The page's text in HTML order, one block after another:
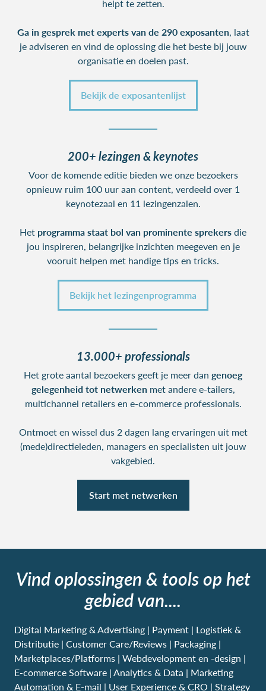
helpt te zetten.
Ga in gesprek met experts van de 290 exposanten, laat
je adviseren en vind de oplossing die het beste bij jouw
organisatie en doelen past.
Bekijk de exposantenlijst
200+ lezingen & keynotes
Voor de komende editie bieden we onze bezoekers
opnieuw ruim 100 uur aan content, verdeeld over 1
keynotezaal en 11 lezingenzalen.
Het programma staat bol van prominente sprekersdie
jou inspireren, belangrijke inzichten meegeven en je
vooruit helpen met handige tips en tricks.
Bekijk het lezingenprogramma
13.000+ professionals
Het grote aantal bezoekers geeft je meer dan genoeg
gelegenheid tot netwerkenmet andere e-tailers,
multichannel retailers en e-commerce professionals.
Ontmoet en wissel dus 2 dagen lang ervaringen uit met
(mede)directieleden, managers en specialisten uit jouw
vakgebied.
Start met netwerken
Vind oplossingen & tools op het
gebied van....
Digital Marketing & Advertising | Payment | Logistiek &
Distributie | Customer Care/Reviews | Packaging |
Marketplaces/Platforms | Webdevelopment en -design |
E-commerce Software | Analytics & Data | Marketing
Automation & E-mail | User Experience & CRO | Strategy